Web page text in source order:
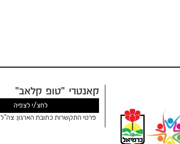
קאנטרי "טופ קלאב"
פרטי התקשרות כתובת הארגון: צה"ל 113 ...
לחצ/י לצפיה